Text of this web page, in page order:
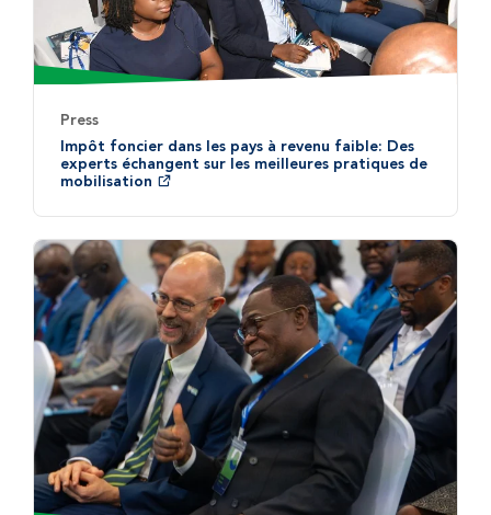
Press
Impôt foncier dans les pays à revenu faible: Des
experts échangent sur les meilleures pratiques de
mobilisation